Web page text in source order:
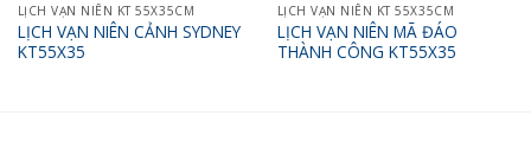
LỊCH VẠN NIÊN KT 55X35CM
LỊCH VẠN NIÊN CẢNH SYDNEY
KT55X35
LỊCH VẠN NIÊN KT 55X35CM
LỊCH VẠN NIÊN MÃ ĐÁO
THÀNH CÔNG KT55X35